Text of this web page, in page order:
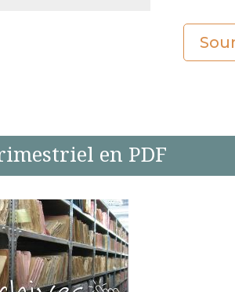
en PDF